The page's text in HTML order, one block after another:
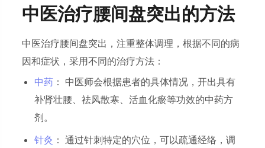
中医治疗腰间盘突出的方法
中医治疗腰间盘突出，注重整体调理，根据不同的病
因和症状，采用不同的治疗方法：
中药 ： 中医师会根据患者的具体情况，开出具有
补肾壮腰、祛风散寒、活血化瘀等功效的中药方
剂。
针灸 ： 通过针刺特定的穴位，可以疏通经络，调